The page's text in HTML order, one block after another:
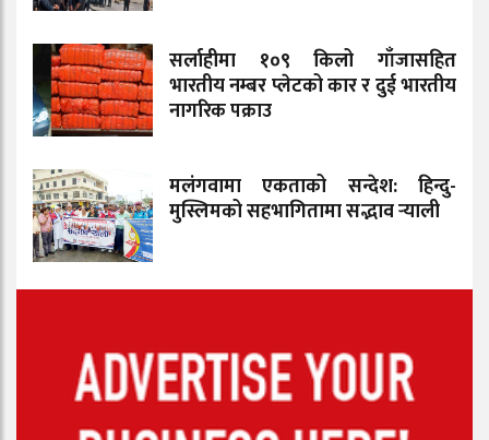
सर्लाहीमा १०९ किलो गाँजासहित
भारतीय नम्बर प्लेटको कार र दुई भारतीय
नागरिक पक्राउ
मलंगवामा एकताको सन्देश: हिन्दु-
मुस्लिमको सहभागितामा सद्भाव र्‍याली